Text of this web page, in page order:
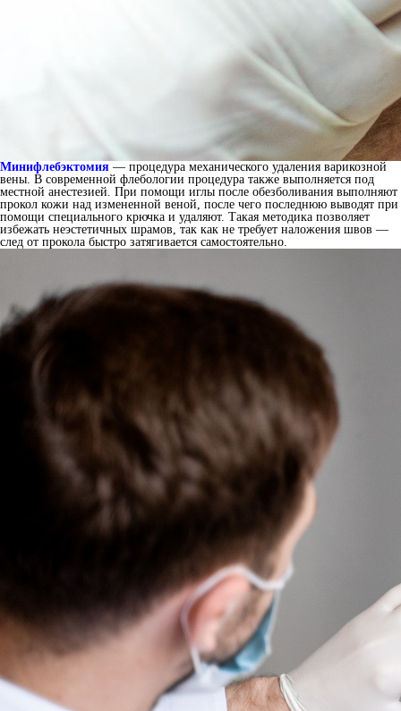
Минифлебэктомия — процедура механического удаления варикозной
вены. В современной флебологии процедура также выполняется под
местной анестезией. При помощи иглы после обезболивания выполняют
прокол кожи над измененной веной, после чего последнюю выводят при
помощи специального крючка и удаляют. Такая методика позволяет
избежать неэстетичных шрамов, так как не требует наложения швов —
след от прокола быстро затягивается самостоятельно.